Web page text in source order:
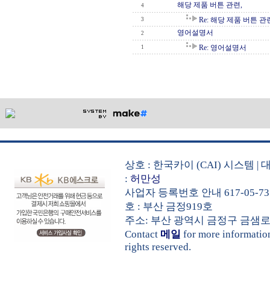
4 해당 제품 버튼 관련,
3 Re: 해당 제품 버튼 관
2 영어설명서
1 Re: 영어설명서
상호 : 한국카이 (CAI) 시스템 |
: 허만성
사업자 등록번호 안내 617-05-
호 : 부산 금정919호
주소: 부산 광역시 금정구 금샘
Contact 메일 for more
rights reserved.